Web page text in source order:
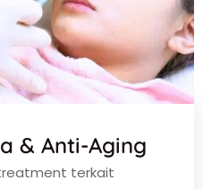
& Anti-Aging
terkait